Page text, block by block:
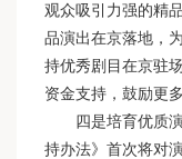
观众吸引力强的精
品演出在京落地，
持优秀剧目在京驻
资金支持，鼓励更
四是培育优质
持办法》首次将对